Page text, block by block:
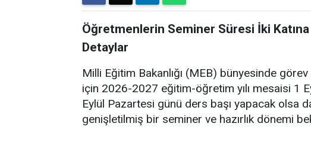
Öğretmenlerin Seminer Süresi İki Katına
Detaylar
Milli Eğitim Bakanlığı (MEB) bünyesinde
için 2026-2027 eğitim-öğretim yılı mesaisi 1
Eylül Pazartesi günü ders başı yapacak olsa
genişletilmiş bir seminer ve hazırlık dönemi